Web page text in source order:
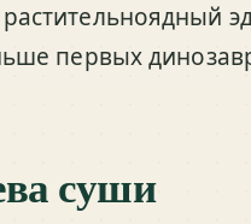
первых
суши